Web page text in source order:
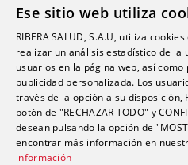
Alexia: plataforma
Nuestro centro
Historia
Servicios e instalaciones
Ese sitio web utiliza
RIBERA SALUD, S.A.U, utiliza
realizar un análisis estadístico de la
usuarios en la página web, así
publicidad personalizada. Los
través de la opción a su disposición,
botón de "RECHAZAR TODO" y
desean pulsando la opción de
encontrar más información en
información